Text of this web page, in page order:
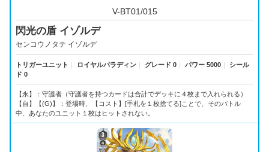
V-BT01/015
閃光の盾 イゾルデ
センコウノタテ イゾルデ
トリガーユニット ｜ ロイヤルパラディン ｜ グレード 0 ｜ パワー 5000 ｜
シール
ド 0
【永】：守護者（守護者を持つカードは合計でデッキに４枚まで入れられる）
【自】【(G)】：登場時、【コスト】[手札を１枚捨てる]ことで、そのバトル
中、あなたのユニット１枚はヒットされない。